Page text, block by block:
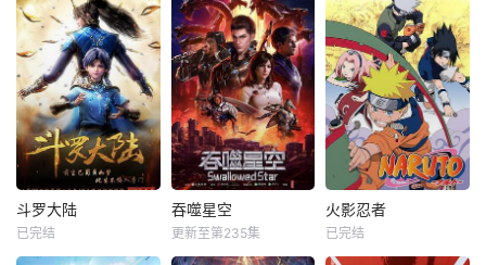
斗罗大陆
已完结
吞噬星空
更新至第235集
火影忍者
已完结